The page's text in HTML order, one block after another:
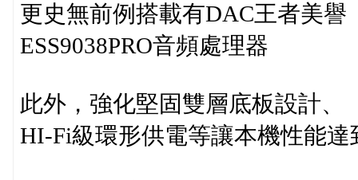
更史無前例搭載有DAC王者美譽
ESS9038PRO音頻處理器
此外，強化堅固雙層底板設計、
HI-Fi級環形供電等讓本機性能達